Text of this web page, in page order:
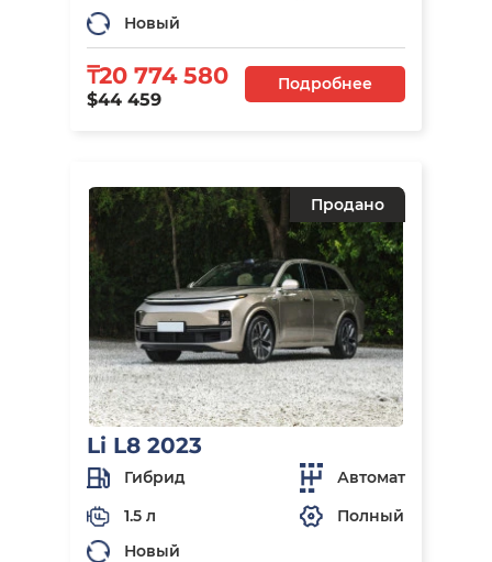
Новый
₸20 774 580
$44 459
Подробнее
Продано
Li L8 2023
Гибрид
Автомат
1.5 л
Полный
Новый